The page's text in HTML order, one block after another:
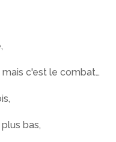
c'est le combat…
bas,